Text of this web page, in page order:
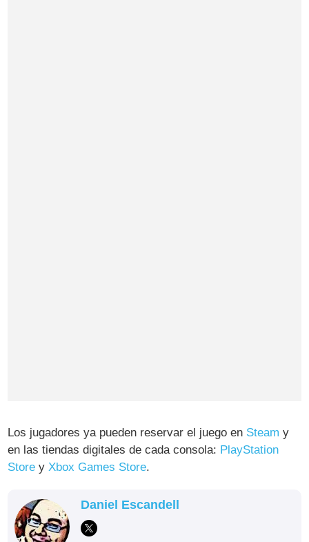
Los jugadores ya pueden reservar el juego en Steam y
en las tiendas digitales de cada consola: PlayStation
Store yXbox Games Store.
Daniel Escandell